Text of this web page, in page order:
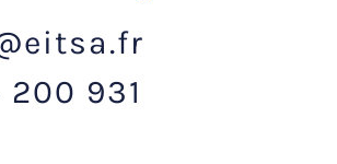
200 931